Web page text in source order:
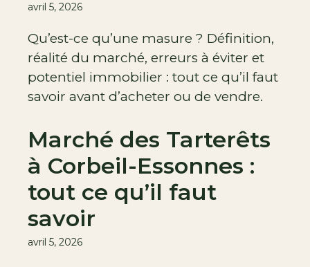
avril 5, 2026
Qu’est-ce qu’une masure ? Définition,
réalité du marché, erreurs à éviter et
potentiel immobilier : tout ce qu’il faut
savoir avant d’acheter ou de vendre.
Marché des Tarterêts
à Corbeil-Essonnes :
tout ce qu’il faut
savoir
avril 5, 2026